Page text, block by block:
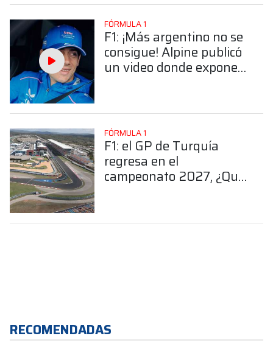
FÓRMULA 1
F1: ¡Más argentino no se
consigue! Alpine publicó
un video donde expone
FÓRMULA 1
F1: el GP de Turquía
regresa en el
campeonato 2027, ¿Qué
RECOMENDADAS